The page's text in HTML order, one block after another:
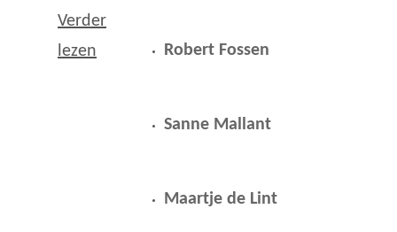
Verder
lezen
Robert Fossen
Sanne Mallant
Maartje de Lint